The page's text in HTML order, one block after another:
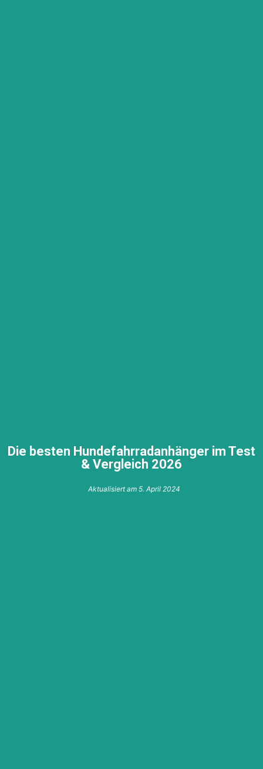
Die besten Hundefahrradanhänger im Test
& Vergleich 2026
Aktualisiert am 5. April 2024